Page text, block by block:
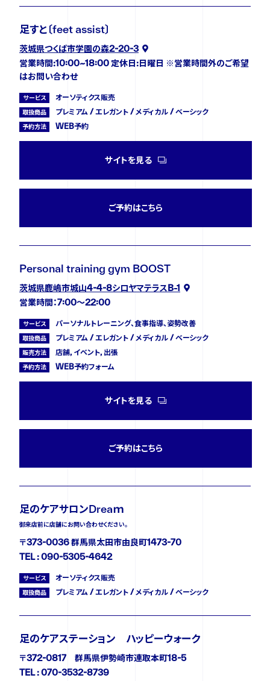
足すと〔feet assist〕
茨城県つくば市学園の森2-20-3
営業時間:10:00~18:00 定休日:日曜日 ※営業時間外のご希望
はお問い合わせ
サービス オーソティクス販売
取扱商品 プレミアム / エレガント / メディカル / ベーシック
予約方法 WEB予約
サイトを見る
ご予約はこちら
Personal training gym BOOST
茨城県鹿嶋市城山4-4-8シロヤマテラスB-1
営業時間：7:00〜22:00
サービス パーソナルトレーニング、食事指導、姿勢改善
取扱商品 プレミアム / エレガント / メディカル / ベーシック
販売方法 店舗, イベント, 出張
予約方法 WEB予約フォーム
サイトを見る
ご予約はこちら
足のケアサロンDreaｍ
御来店前に店舗にお問い合わせください。
〒373-0036 群馬県太田市由良町1473-70
TEL : 090-5305-4642
サービス オーソティクス販売
取扱商品 プレミアム / エレガント / メディカル / ベーシック
足のケアステーション ハッピーウォーク
〒372-0817 群馬県伊勢崎市連取本町18-5
TEL : 070-3532-8739